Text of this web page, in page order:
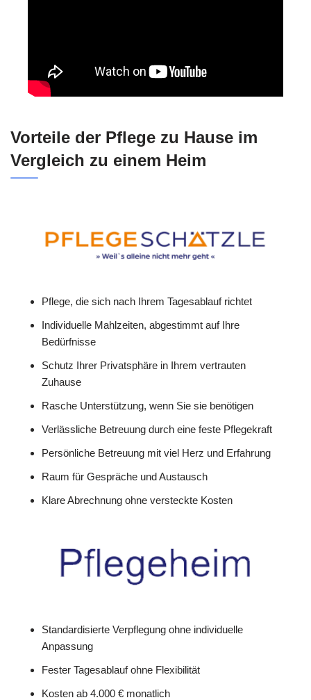
Vorteile der Pflege zu Hause im
Vergleich zu einem Heim
Pflege, die sich nach Ihrem Tagesablauf richtet
Individuelle Mahlzeiten, abgestimmt auf Ihre
Bedürfnisse
Schutz Ihrer Privatsphäre in Ihrem vertrauten
Zuhause
Rasche Unterstützung, wenn Sie sie benötigen
Verlässliche Betreuung durch eine feste Pflegekraft
Persönliche Betreuung mit viel Herz und Erfahrung
Raum für Gespräche und Austausch
Klare Abrechnung ohne versteckte Kosten
Standardisierte Verpflegung ohne individuelle
Anpassung
Fester Tagesablauf ohne Flexibilität
Kosten ab 4.000 € monatlich